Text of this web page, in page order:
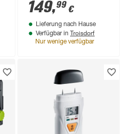
149,99 €
Lieferung nach Hause
Verfügbar in Troisdorf
Nur wenige verfügbar